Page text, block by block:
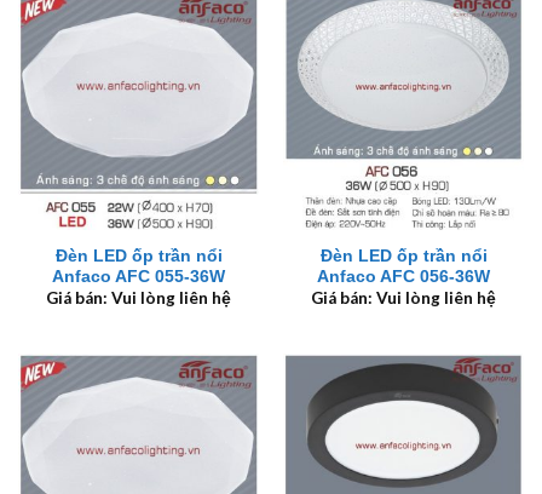
Đèn LED ốp trần nổi
Anfaco AFC 055-36W
Giá bán: Vui lòng liên hệ
Đèn LED ốp trần nổi
Anfaco AFC 056-36W
Giá bán: Vui lòng liên hệ